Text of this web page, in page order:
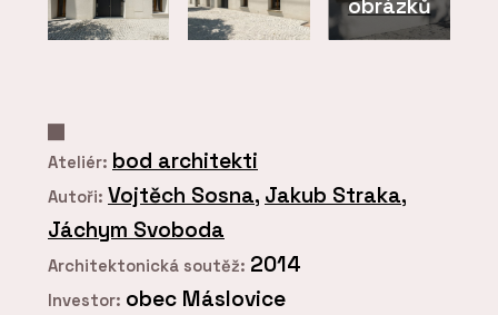
Ateliér: bod architekti
Autoři: Vojtěch Sosna, Jakub Straka,
Jáchym Svoboda
Architektonická soutěž: 2014
Investor: obec Máslovice